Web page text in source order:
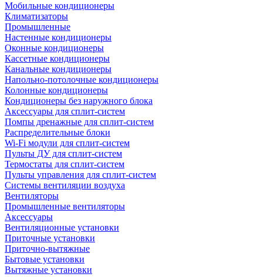
Мобильные кондиционеры
Климатизаторы
Промышленные
Настенные кондиционеры
Оконные кондиционеры
Кассетные кондиционеры
Канальные кондиционеры
Напольно-потолочные кондиционеры
Колонные кондиционеры
Кондиционеры без наружного блока
Аксессуары для сплит-систем
Помпы дренажные для сплит-систем
Распределительные блоки
Wi-Fi модули для сплит-систем
Пульты ДУ для сплит-систем
Термостаты для сплит-систем
Пульты управления для сплит-систем
Системы вентиляции воздуха
Вентиляторы
Промышленные вентиляторы
Аксессуары
Вентиляционные установки
Приточные установки
Приточно-вытяжные
Бытовые установки
Вытяжные установки